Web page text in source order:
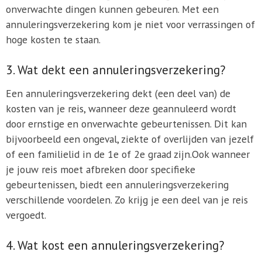
onverwachte dingen kunnen gebeuren. Met een
annuleringsverzekering kom je niet voor verrassingen of
hoge kosten te staan.
3. Wat dekt een annuleringsverzekering?
Een annuleringsverzekering dekt (een deel van) de
kosten van je reis, wanneer deze geannuleerd wordt
door ernstige en onverwachte gebeurtenissen. Dit kan
bijvoorbeeld een ongeval, ziekte of overlijden van jezelf
of een familielid in de 1e of 2e graad zijn.Ook wanneer
je jouw reis moet afbreken door specifieke
gebeurtenissen, biedt een annuleringsverzekering
verschillende voordelen. Zo krijg je een deel van je reis
vergoedt.
4. Wat kost een annuleringsverzekering?